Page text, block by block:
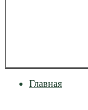
Главная